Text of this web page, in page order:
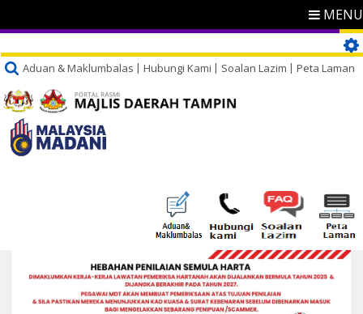
MENU
Aduan & Maklumbalas Hubungi Kami Soalan Lazim Peta Laman